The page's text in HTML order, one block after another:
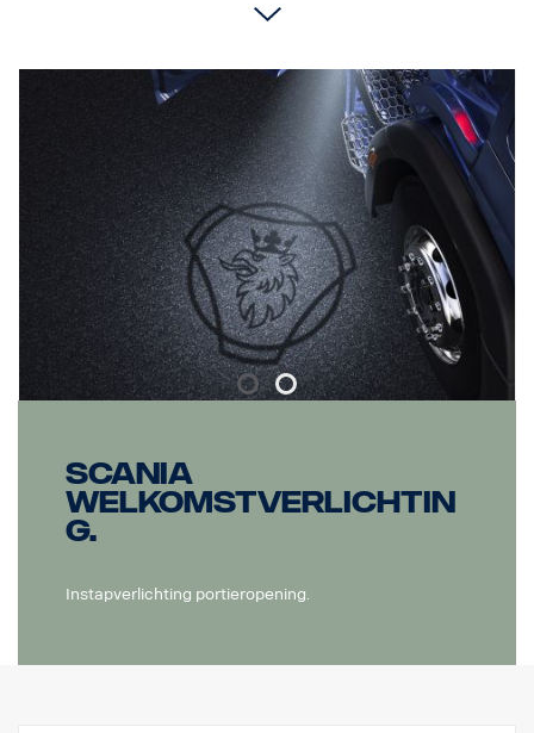
Scania
welkomstverlichtin
g.
Instapverlichting portieropening.